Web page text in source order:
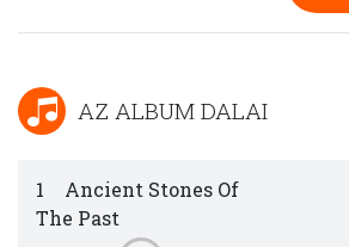
AZ ALBUM DALAI
1
Ancient Stones Of
The Past